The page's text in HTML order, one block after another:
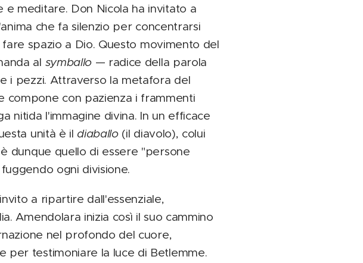
meditare. Don Nicola ha invitato a
che fa silenzio per concentrarsi
spazio a Dio. Questo movimento del
al symballo— radice della parola
i pezzi. Attraverso la metafora del
compone con pazienza i frammenti
nitida l'immagine divina. In un efficace
unità è il diaballo(il diavolo), colui
dunque quello di essere "persone
ogni divisione.
a ripartire dall'essenziale,
Amendolara inizia così il suo cammino
nel profondo del cuore,
per testimoniare la luce di Betlemme.